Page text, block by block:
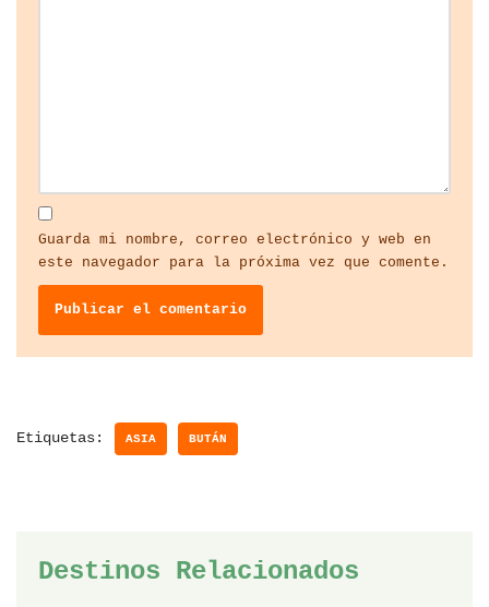
Guarda mi nombre, correo electrónico y web en
este navegador para la próxima vez que comente.
Etiquetas: ASIA BUTÁN
Destinos Relacionados